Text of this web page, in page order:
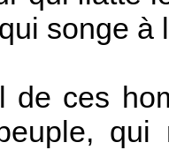
songe à
de ces